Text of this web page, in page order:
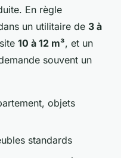
En règle
un utilitaire de 3 à
10 à 12 m³, et un
souvent un
objets
standards